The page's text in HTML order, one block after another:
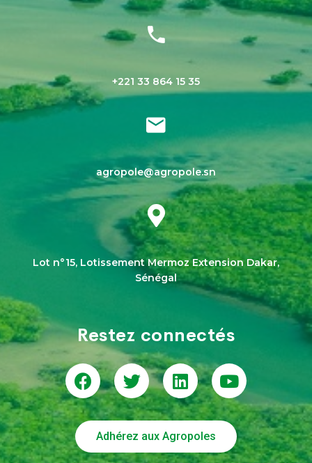
+221 33 864 15 35
agropole@agropole.sn
Lot n°15, Lotissement Mermoz Extension Dakar,
Sénégal
Restez connectés
Adhérez aux Agropoles